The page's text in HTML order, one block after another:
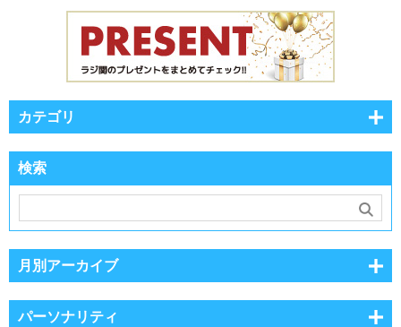
カテゴリ
検索
月別アーカイブ
パーソナリティ